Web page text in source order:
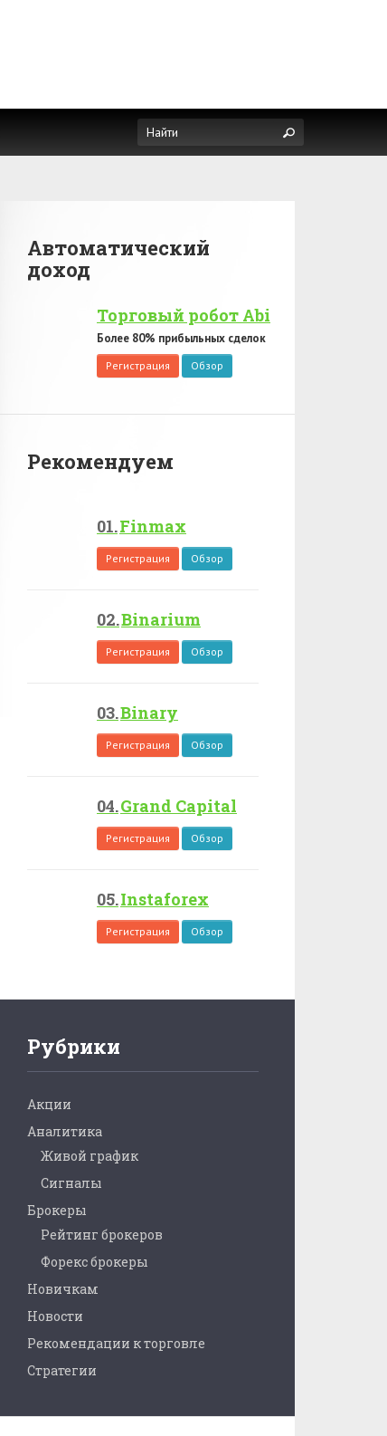
Автоматический
доход
Торговый робот Abi
Более 80% прибыльных сделок
Регистрация Обзор
Рекомендуем
Finmax
Регистрация Обзор
Binarium
Регистрация Обзор
Binary
Регистрация Обзор
Grand Capital
Регистрация Обзор
Instaforex
Регистрация Обзор
Рубрики
Акции
Аналитика
Живой график
Сигналы
Брокеры
Рейтинг брокеров
Форекс брокеры
Новичкам
Новости
Рекомендации к торговле
Стратегии